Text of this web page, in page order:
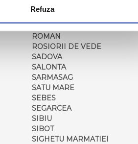
Refuza
REGHIN
RM. VALCEA
ROMAN
ROSIORII DE VEDE
SADOVA
SALONTA
SARMASAG
SATU MARE
SEBES
SEGARCEA
SIBIU
SIBOT
SIGHETU MARMATIEI